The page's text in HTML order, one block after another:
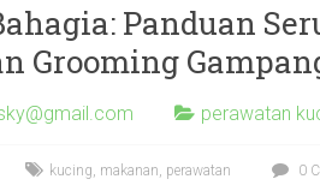
Panduan
Grooming
perawatan
kucing, makanan, perawatan 0